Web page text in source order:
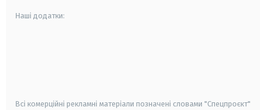
Наші додатки:
Всі комерційні рекламні матеріали позначені словами "Спецпроєкт"